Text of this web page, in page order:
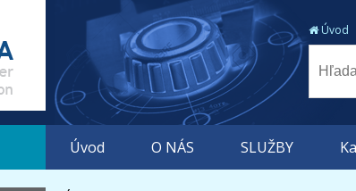
Úvod
Úvod O NÁS SLUŽBY